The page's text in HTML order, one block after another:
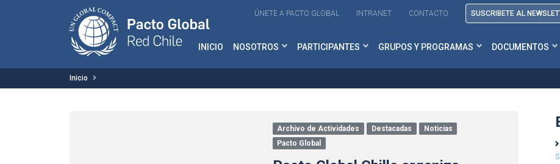
ÚNETE A PACTO GLOBAL INTRANET CONTACTO SUSCRIBETE AL
INICIO NOSOTROS PARTICIPANTES GRUPOS Y PROGRAMAS DOCUMENTOS
Inicio
Archivo de Actividades Destacadas
Noticias
Pacto Global